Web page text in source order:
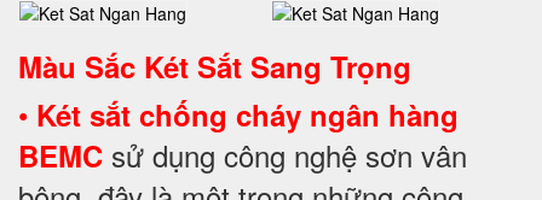
Màu Sắc Két Sắt Sang Trọng
• Két sắt chống cháy ngân hàng
BEMC sử dụng công nghệ sơn vân